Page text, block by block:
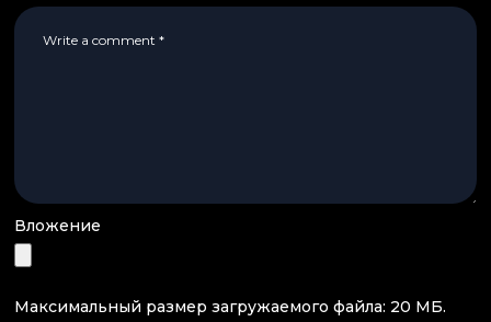
Вложение
Максимальный размер загружаемого файла: 20 МБ.